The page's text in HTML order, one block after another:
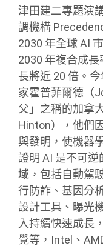
津田建二專題演
調機構
2030 年全球 AI
2030 年複合成
長將近 20 倍。
家霍普菲爾德（
父」之稱的加拿
Hinton），他們
與發明，使機器
證明 AI 是不可
域，包括自動駕
行防詐、基因分
設計工具、曝光
入持續快速成長
覺等，Intel、